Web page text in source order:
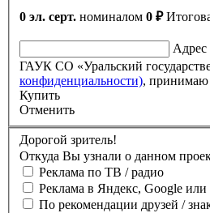
0 эл. серт. номиналом 0 ₽
Адрес
ГАУК СО «Уральский
конфиденциальности) ,
Купить
Отменить
Дорогой зритель!
Откуда Вы узнали о данном
Реклама по ТВ / радио
Реклама в Яндекс, Google или
По рекомендации друзей /